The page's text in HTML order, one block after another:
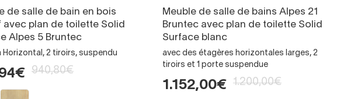
de salle de bain en bois
avec plan de toilette Solid
Alpes 5 Bruntec
Horizontal, 2 tiroirs, suspendu
940,80€
Meuble de salle de bains Alpes 21
Bruntec avec plan de toilette Solid
Surface blanc
avec des étagères horizontales larges, 2
tiroirs et 1 porte suspendue
1.152,00€ 1.200,00€